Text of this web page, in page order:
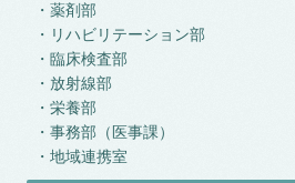
薬剤部
リハビリテーション部
臨床検査部
放射線部
栄養部
事務部（医事課）
地域連携室